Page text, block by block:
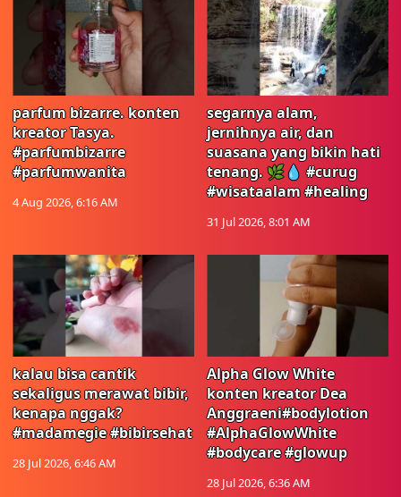
parfum bizarre. konten
kreator Tasya.
#parfumbizarre
#parfumwanita
4 Aug 2026, 6:16 AM
segarnya alam,
jernihnya air, dan
suasana yang bikin hati
tenang. 🌿💧 #curug
#wisataalam #healing
31 Jul 2026, 8:01 AM
kalau bisa cantik
sekaligus merawat bibir,
kenapa nggak?
#madamegie #bibirsehat
28 Jul 2026, 6:46 AM
Alpha Glow White
konten kreator Dea
Anggraeni#bodylotion
#AlphaGlowWhite
#bodycare #glowup
28 Jul 2026, 6:36 AM